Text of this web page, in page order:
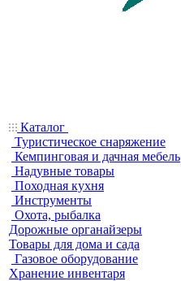
Каталог
Туристическое снаряжение
Кемпинговая и дачная мебель
Надувные товары
Походная кухня
Инструменты
Охота, рыбалка
Дорожные органайзеры
Товары для дома и сада
Газовое оборудование
Хранение инвентаря